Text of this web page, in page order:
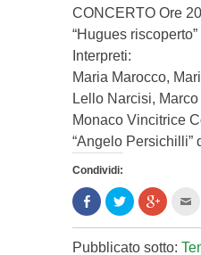
CONCERTO Ore
“Hugues riscoperto”
Interpreti:
Maria Marocco,
Lello Narcisi,
Monaco Vincitrice
“Angelo Persichilli”
Condividi:
Condividi
su
Facebook
(Si
apre
Clicca
per
condividere
su
Twitter
Clicca
per
su
Google+
Pubblicato sotto: